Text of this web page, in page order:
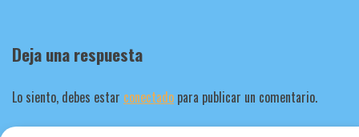
Deja una respuesta
Lo siento, debes estar conectado para publicar un comentario.